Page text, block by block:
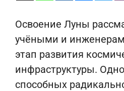
Освоение Луны
учёными и
этап развития
инфраструктуры.
способных